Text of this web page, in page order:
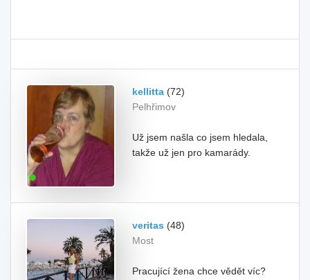
kellitta (72)
Pelhřimov
Už jsem našla co jsem hledala,
takže už jen pro kamarády.
veritas (48)
Most
Pracující žena chce vědět víc?